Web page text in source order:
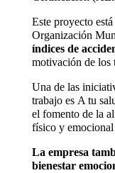
Este proyecto
Organización
índices de
motivación de los
Una de las
trabajo es A tu
el fomento de la
físico y
La empresa
bienestar